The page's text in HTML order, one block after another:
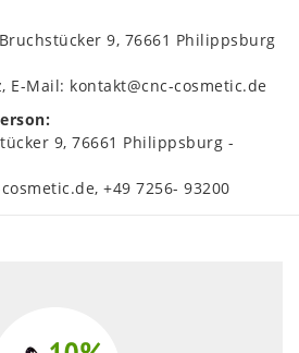
Bruchstücker 9 76661 Philippsburg
E-Mail: kontakt@cnc-cosmetic.de
9 76661 Philippsburg
+49 7256- 93200